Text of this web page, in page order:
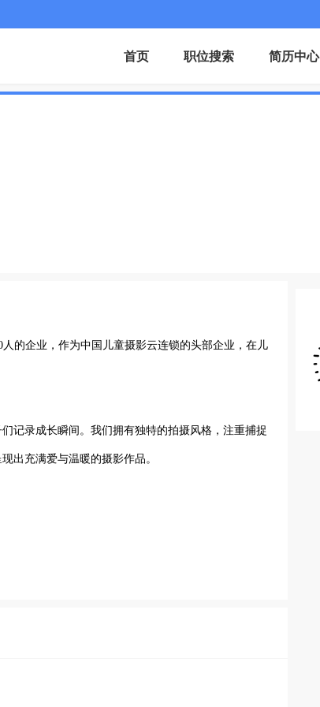
首页 职位搜索 简历中心
的企业，作为中国儿童摄影云连锁的头部企业，在儿
记录成长瞬间。我们拥有独特的拍摄风格，注重捕捉
出充满爱与温暖的摄影作品。